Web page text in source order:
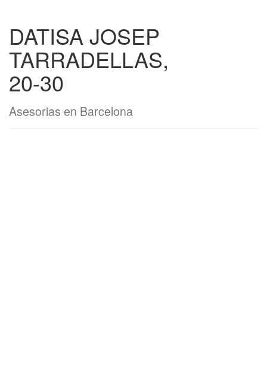
DATISA JOSEP
TARRADELLAS,
20-30
Asesorias en Barcelona